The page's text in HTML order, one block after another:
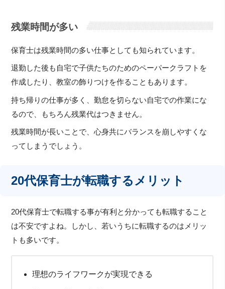
残業時間が多い
保育士は残業時間の多い仕事としても知られています。
退勤した後も自宅で子供たちのためのペーパークラフトを
作成したり、教室の飾りつけを作ることもあります。
持ち帰りの仕事が多く、勤怠を切らない自宅での作業にな
るので、もちろん残業代はつきません。
残業時間が長いことで、心身共にバランスを崩しやすくな
ってしまうでしょう。
20代保育士が転職するメリット
20代保育士で転職する事が有利と分かっても転職すること
は不安ですよね。しかし、若いうちに転職するのはメリッ
トも多いです。
理想のライフワークが実現できる